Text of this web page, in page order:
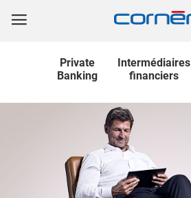
Private
Banking
Intermédiaires
financiers